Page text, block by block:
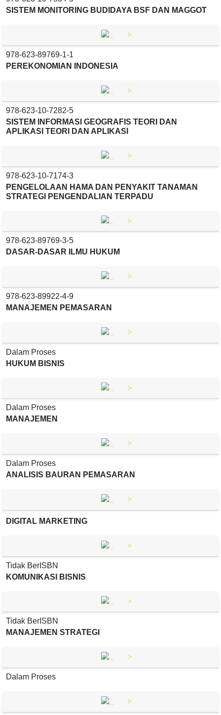
SISTEM MONITORING BUDIDAYA BSF DAN MAGGOT
>
978-623-89769-1-1
PEREKONOMIAN INDONESIA
>
978-623-10-7282-5
SISTEM INFORMASI GEOGRAFIS TEORI DAN
APLIKASI TEORI DAN APLIKASI
>
978-623-10-7174-3
PENGELOLAAN HAMA DAN PENYAKIT TANAMAN
STRATEGI PENGENDALIAN TERPADU
>
978-623-89769-3-5
DASAR-DASAR ILMU HUKUM
>
978-623-89922-4-9
MANAJEMEN PEMASARAN
>
Dalam Proses
HUKUM BISNIS
>
Dalam Proses
MANAJEMEN
>
Dalam Proses
ANALISIS BAURAN PEMASARAN
>
DIGITAL MARKETING
>
Tidak BerISBN
KOMUNIKASI BISNIS
>
Tidak BerISBN
MANAJEMEN STRATEGI
>
Dalam Proses
>